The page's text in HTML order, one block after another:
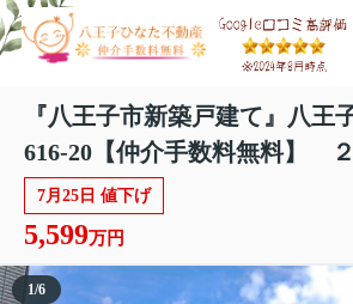
『八王子市新築戸建て』八王
616-20【仲介手数料無料】
7月25日 値下げ
5,599万円
1/6